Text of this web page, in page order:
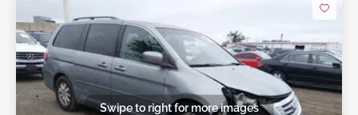
Swipe to right for more images